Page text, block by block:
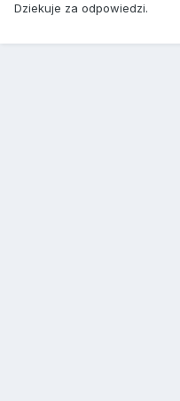
Dziekuje za odpowiedzi.